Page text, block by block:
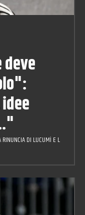
RINUNCIA DI LUCUMÌ E LA